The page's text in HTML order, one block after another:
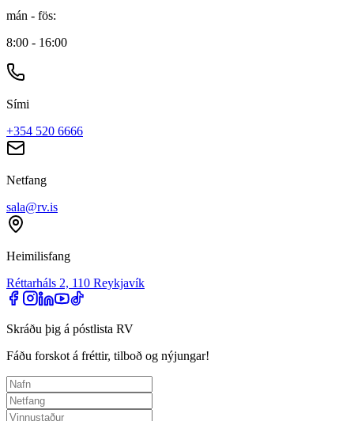
mán - fös:
8:00 - 16:00
Sími
+354 520 6666
Netfang
sala@rv.is
Heimilisfang
Réttarháls 2, 110 Reykjavík
Skráðu þig á póstlista RV
Fáðu forskot á fréttir, tilboð og nýjungar!